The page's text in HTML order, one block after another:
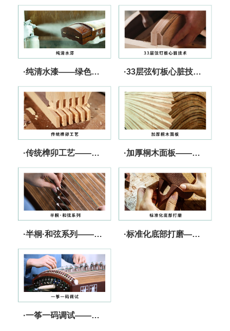
·纯清水漆——绿色、健康、无忧 ·33层弦钉板心脏技术——张力强 更坚固
·传统榫卯工艺——快速传导 音色出众 ·加厚桐木面板——核心技术 发音灵敏
·半桐·和弦系列——音色纯净 张驰有度 ·标准化底部打磨——精工细作 减少跑码
·一筝一码调试——严选把关 调音无忧